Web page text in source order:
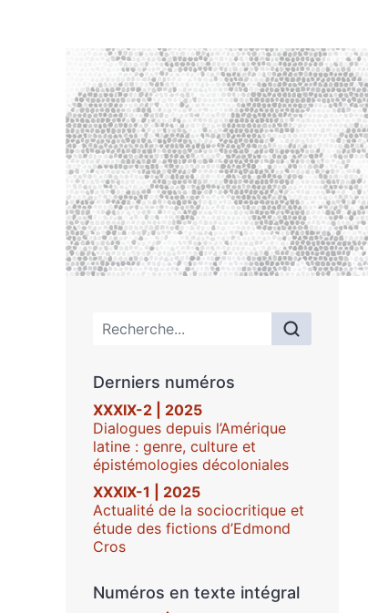
Menu principal
Derniers numéros
XXXIX-2 | 2025
Dialogues depuis l’Amérique
latine : genre, culture et
épistémologies décoloniales
XXXIX-1 | 2025
Actualité de la sociocritique et
étude des fictions d’Edmond
Cros
Numéros en texte intégral